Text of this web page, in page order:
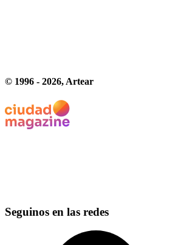
© 1996 - 2026, Artear
Seguinos en las redes